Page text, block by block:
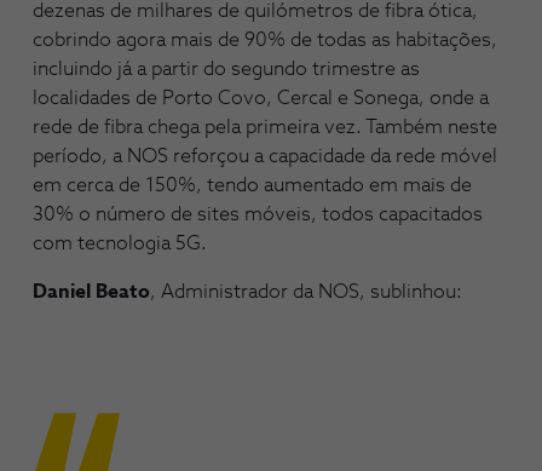
dezenas de milhares de quilómetros de fibra ótica,
cobrindo agora mais de 90% de todas as habitações,
incluindo já a partir do segundo trimestre as
localidades de Porto Covo, Cercal e Sonega, onde a
rede de fibra chega pela primeira vez. Também neste
período, a NOS reforçou a capacidade da rede móvel
em cerca de 150%, tendo aumentado em mais de
30% o número de sites móveis, todos capacitados
com tecnologia 5G.
Daniel Beato, Administrador da NOS, sublinhou: